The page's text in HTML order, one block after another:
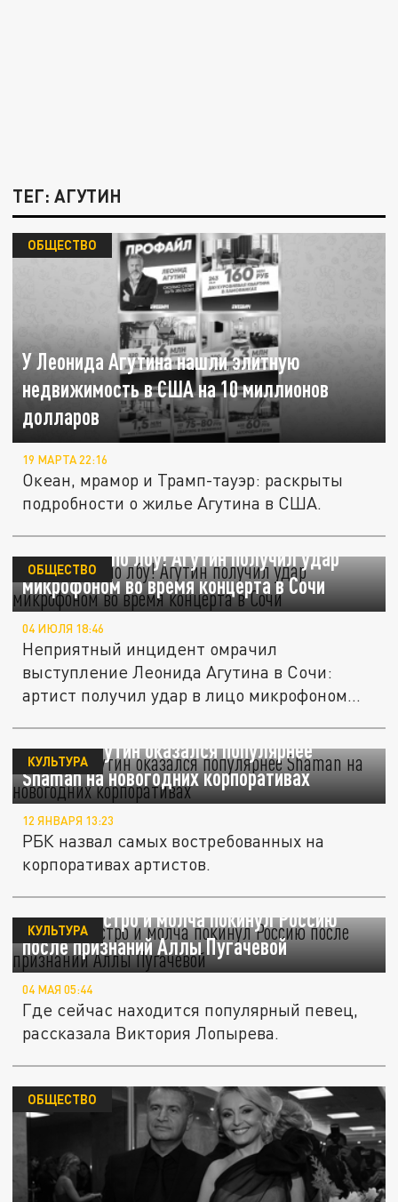
ТЕГ: АГУТИН
У Леонида Агутина нашли элитную
недвижимость в США на 10 миллионов
долларов
ОБЩЕСТВО
19 МАРТА 22:16
Океан, мрамор и Трамп-тауэр: раскрыты
подробности о жилье Агутина в США.
Не в лоб, а по лбу! Агутин получил удар
микрофоном во время концерта в Сочи
ОБЩЕСТВО
04 ИЮЛЯ 18:46
Неприятный инцидент омрачил
выступление Леонида Агутина в Сочи:
артист получил удар в лицо микрофоном
Леонид Агутин оказался популярнее
Shaman на новогодних корпоративах
КУЛЬТУРА
12 ЯНВАРЯ 13:23
РБК назвал самых востребованных на
корпоративах артистов.
Агутин быстро и молча покинул Россию
после признаний Аллы Пугачевой
КУЛЬТУРА
04 МАЯ 05:44
Где сейчас находится популярный певец,
рассказала Виктория Лопырева.
ОБЩЕСТВО